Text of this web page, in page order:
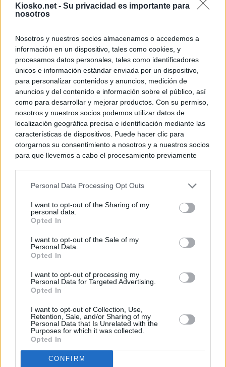
Kiosko.net - Su privacidad es importante para
nosotros
Nosotros y nuestros socios almacenamos o accedemos a
información en un dispositivo, tales como cookies, y
procesamos datos personales, tales como identificadores
únicos e información estándar enviada por un dispositivo,
para personalizar contenidos y anuncios, medición de
anuncios y del contenido e información sobre el público, así
como para desarrollar y mejorar productos. Con su permiso,
nosotros y nuestros socios podemos utilizar datos de
localización geográfica precisa e identificación mediante las
características de dispositivos. Puede hacer clic para
otorgarnos su consentimiento a nosotros y a nuestros socios
para que llevemos a cabo el procesamiento previamente
negar su consentimiento. Tenga en cuenta que algún
de su consentimiento, pero usted tiene el derecho de
rechazar tal procesamiento. Sus preferencias se aplicarán
cualquier momento entrando de nuevo en este sitio web o
visitando nuestra política de privacidad.
Personal Data Processing Opt Outs
I want to opt-out of the Sharing of my
personal data.
Opted In
I want to opt-out of the Sale of my
Personal Data.
Opted In
I want to opt-out of processing my
Personal Data for Targeted Advertising.
Opted In
I want to opt-out of Collection, Use,
Retention, Sale, and/or Sharing of my
Personal Data that Is Unrelated with the
Purposes for which it was collected.
Opted In
CONFIRM